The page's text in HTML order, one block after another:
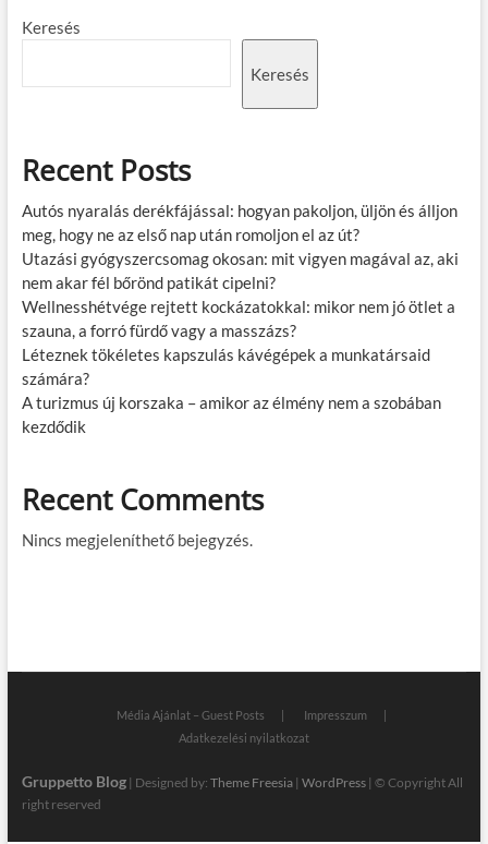
Keresés
Keresés
Recent Posts
Autós nyaralás derékfájással: hogyan pakoljon, üljön és álljon
meg, hogy ne az első nap után romoljon el az út?
Utazási gyógyszercsomag okosan: mit vigyen magával az, aki
nem akar fél bőrönd patikát cipelni?
Wellnesshétvége rejtett kockázatokkal: mikor nem jó ötlet a
szauna, a forró fürdő vagy a masszázs?
Léteznek tökéletes kapszulás kávégépek a munkatársaid
számára?
A turizmus új korszaka – amikor az élmény nem a szobában
kezdődik
Recent Comments
Nincs megjeleníthető bejegyzés.
Média Ajánlat – Guest Posts
Impresszum
Adatkezelési nyilatkozat
Gruppetto Blog| Designed by: Theme Freesia| WordPress| © Copyright All
right reserved